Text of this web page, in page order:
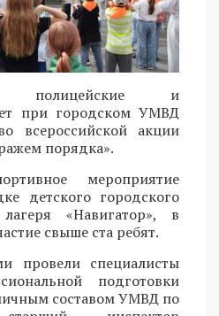
полицейские и
при городском УМВД
всероссийской акции
порядка».
мероприятие
детского городского
лагеря «Навигатор», в
свыше ста ребят.
провели специалисты
подготовки
составом УМВД по